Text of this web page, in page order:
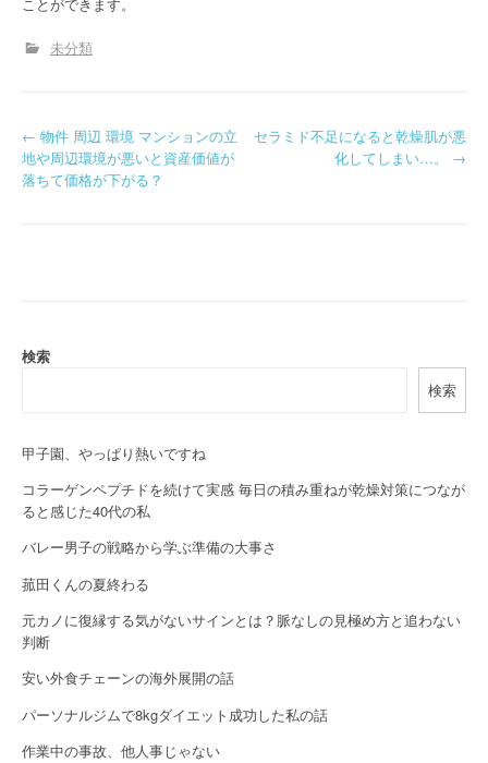
未分類
P
o
a
g
a
t
i
o
n
← 物件 周辺 環境 マンションの立
地や周辺環境が悪いと資産価値が
落ちて価格が下がる？
セラミド不足になると乾燥肌が悪
化してしまい…。 →
検索
検索
甲子園、やっぱり熱いですね
コラーゲンペプチドを続けて実感 毎日の積み重ねが乾燥対策につなが
ると感じた40代の私
バレー男子の戦略から学ぶ準備の大事さ
菰田くんの夏終わる
元カノに復縁する気がないサインとは？脈なしの見極め方と追わない
判断
安い外食チェーンの海外展開の話
パーソナルジムで8kgダイエット成功した私の話
作業中の事故、他人事じゃない